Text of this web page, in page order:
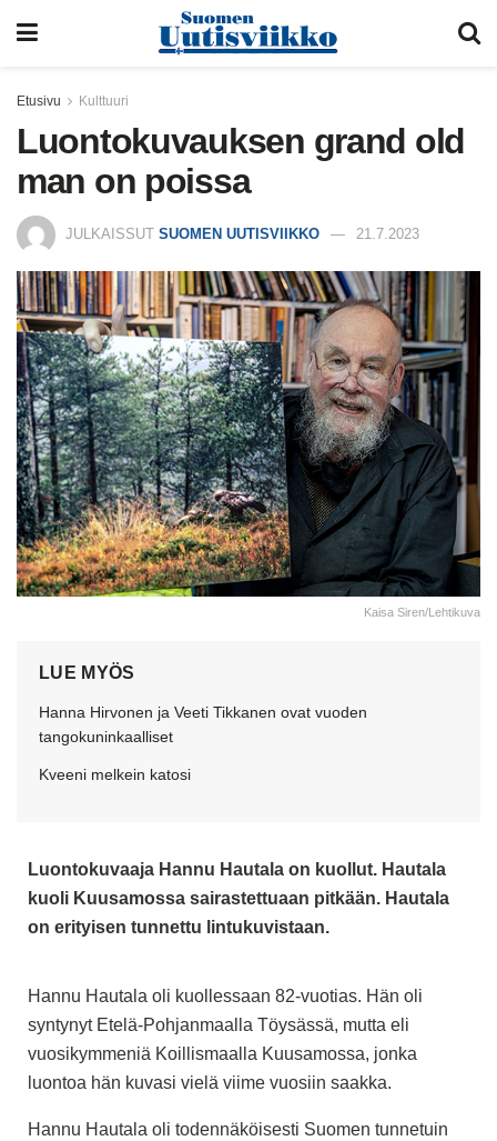
Etusivu Kulttuuri
Luontokuvauksen grand old
man on poissa
JULKAISSUT SUOMEN UUTISVIIKKO 21.7.2023
Kaisa Siren/Lehtikuva
LUE MYÖS
Hanna Hirvonen ja Veeti Tikkanen ovat vuoden
tangokuninkaalliset
Kveeni melkein katosi
Luontokuvaaja Hannu Hautala on kuollut. Hautala
kuoli Kuusamossa sairastettuaan pitkään. Hautala
on erityisen tunnettu lintukuvistaan.
Hannu Hautala oli kuollessaan 82-vuotias. Hän oli
syntynyt Etelä-Pohjanmaalla Töysässä, mutta eli
vuosikymmeniä Koillismaalla Kuusamossa, jonka
luontoa hän kuvasi vielä viime vuosiin saakka.
Hannu Hautala oli todennäköisesti Suomen tunnetuin